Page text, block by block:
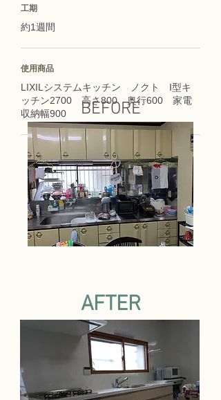
工期
約1週間
使用商品
LIXILシステムキッチン ノクト I型キ
ッチン2700 高さ800 奥行600 家電
収納幅900
BEFORE
AFTER